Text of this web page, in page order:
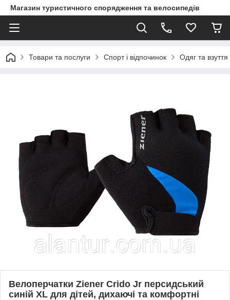
Магазин туристичного спорядження та велосипедів
Товари та послуги Спорт і відпочинок Одяг та
Велоперчатки Ziener Crido Jr персидський
синій XL для дітей, дихаючі та комфортні